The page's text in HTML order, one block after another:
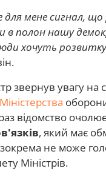
мене сигнал, що
в полон нашу
хочуть
звернув увагу на
Міністерства
відомство очолює
, який має
не може
Міністрів.